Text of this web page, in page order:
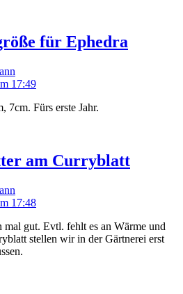
für Ephedra
17:49
7cm. Fürs erste Jahr.
am Curryblatt
17:48
mal gut. Evtl. fehlt es an Wärme und
stellen wir in der Gärtnerei erst